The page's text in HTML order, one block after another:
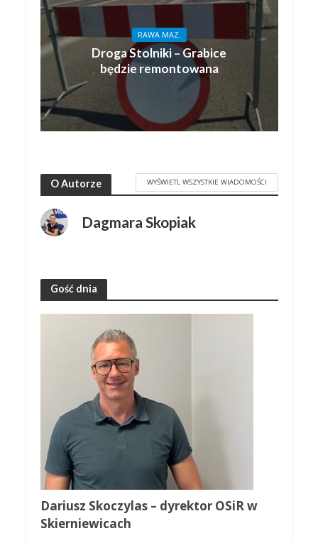
RAWA MAZ.
Droga Stolniki – Grabice
będzie remontowana
O Autorze WYŚWIETL WSZYSTKIE WIADOMOŚCI
Dagmara Skopiak
Gość dnia
Dariusz Skoczylas – dyrektor OSiR w
Skierniewicach